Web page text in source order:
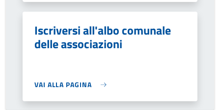
Iscriversi all'albo comunale
delle associazioni
VAI ALLA PAGINA